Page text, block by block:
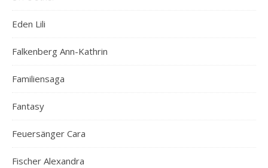
Eden Lili
Falkenberg Ann-Kathrin
Familiensaga
Fantasy
Feuersänger Cara
Fischer Alexandra